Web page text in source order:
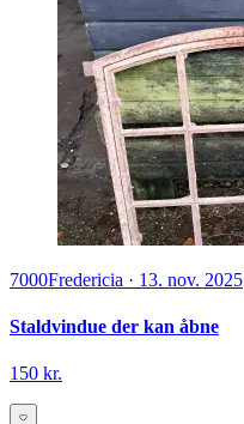
7000Fredericia · 13. nov. 2025
Staldvindue der kan åbne
150 kr.